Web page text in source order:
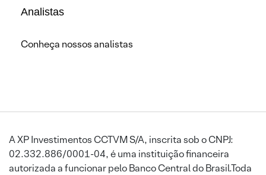
Analistas
Conheça nossos analistas
A XP Investimentos CCTVM S/A, inscrita sob o CNPJ:
02.332.886/0001-04, é uma instituição financeira
autorizada a funcionar pelo Banco Central do Brasil.Toda